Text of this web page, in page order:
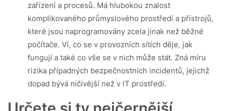
zařízení a procesů. Má hlubokou znalost
komplikovaného průmyslového prostředí a přístrojů,
které jsou naprogramovány zcela jinak než běžné
počítače. Ví, co se v provozních sítích děje, jak
fungují a také co vše se v nich může stát. Zná míru
rizika případných bezpečnostních incidentů, jejichž
dopad bývá ničivější než v IT prostředí.